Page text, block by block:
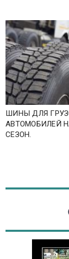
ШИНЫ ДЛЯ
АВТОМОБИЛЕЙ
СЕЗОН.